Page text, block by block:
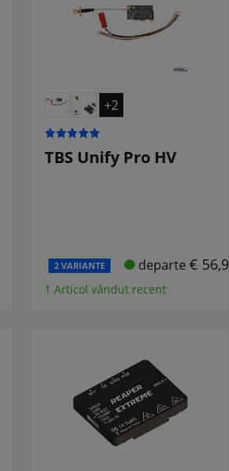
+2
TBS Unify Pro HV
departe €
2 VARIANTE
1 Articol vândut recent